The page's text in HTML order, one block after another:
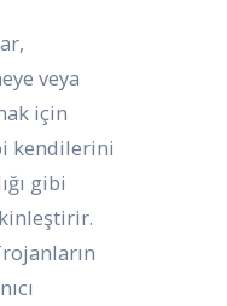
veya
için
kendilerini
gibi